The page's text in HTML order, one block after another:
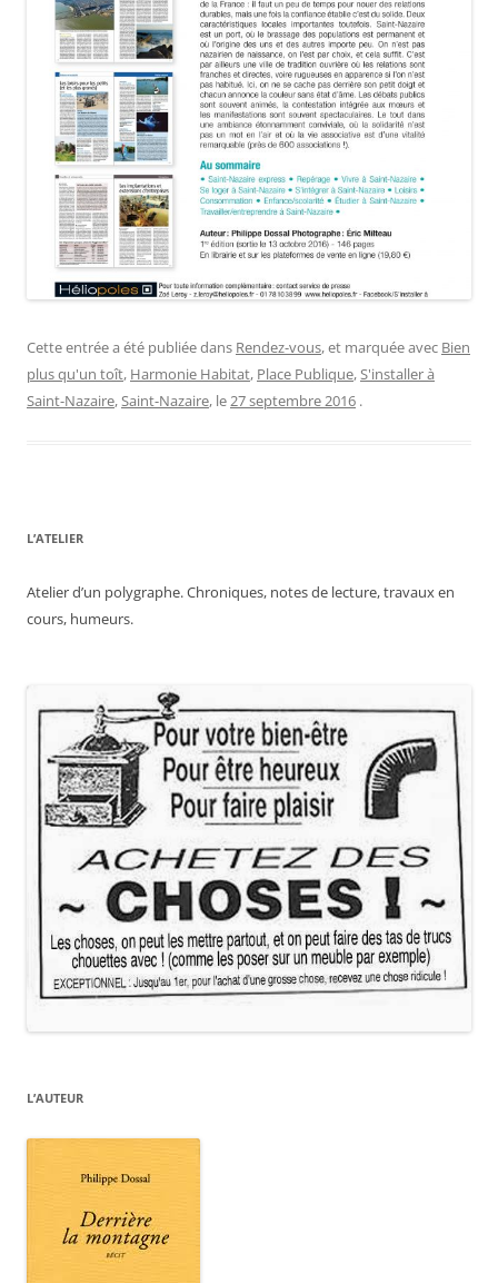
Cette entrée a été publiée dans Rendez-vous, et marquée avec Bien
plus qu'un toît, Harmonie Habitat, Place Publique,S'installer à
Saint-Nazaire,Saint-Nazaire, le27 septembre 2016 .
L’ATELIER
Atelier d’un polygraphe. Chroniques, notes de lecture, travaux en
cours, humeurs.
L’AUTEUR